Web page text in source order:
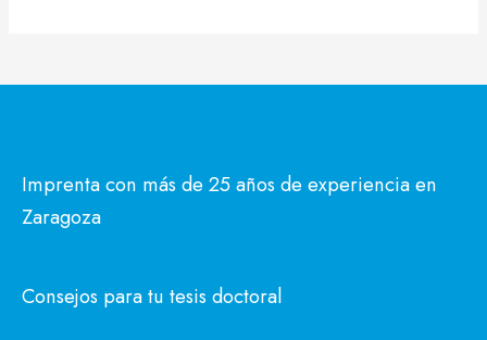
Imprenta con más de 25 años de experiencia en
Zaragoza
Consejos para tu tesis doctoral